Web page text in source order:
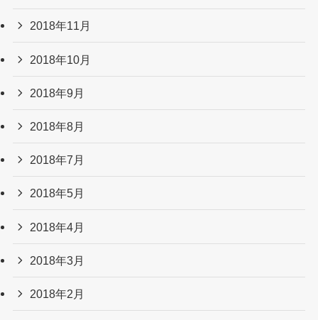
2018年11月
2018年10月
2018年9月
2018年8月
2018年7月
2018年5月
2018年4月
2018年3月
2018年2月